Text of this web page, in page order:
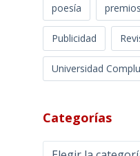
poesía premios
Publicidad
Universidad
Categorías
Categorías